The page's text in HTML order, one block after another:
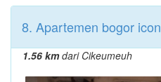
8. Apartemen bogor icon
1.56 kmdari Cikeumeuh